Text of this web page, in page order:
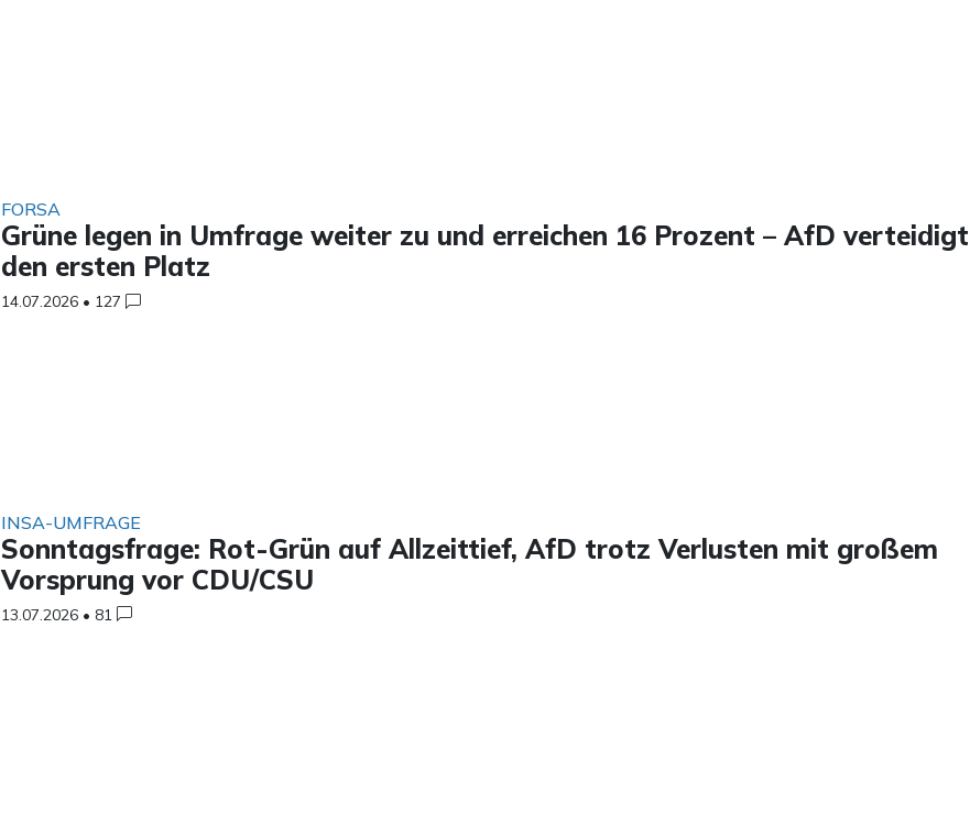
FORSA
Grüne legen in Umfrage weiter zu und erreichen 16 Prozent – AfD verteidigt
den ersten Platz
14.07.2026 • 127
INSA-UMFRAGE
Sonntagsfrage: Rot-Grün auf Allzeittief, AfD trotz Verlusten mit großem
Vorsprung vor CDU/CSU
13.07.2026 • 81